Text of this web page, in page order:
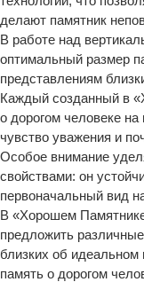
делают памятник
В работе над
оптимальный размер
представлениям
Каждый созданный в
о дорогом человеке
чувство уважения и
Особое внимание
свойствами: он
первоначальный вид
В «Хорошем
предложить
близких об идеальном
память о дорогом